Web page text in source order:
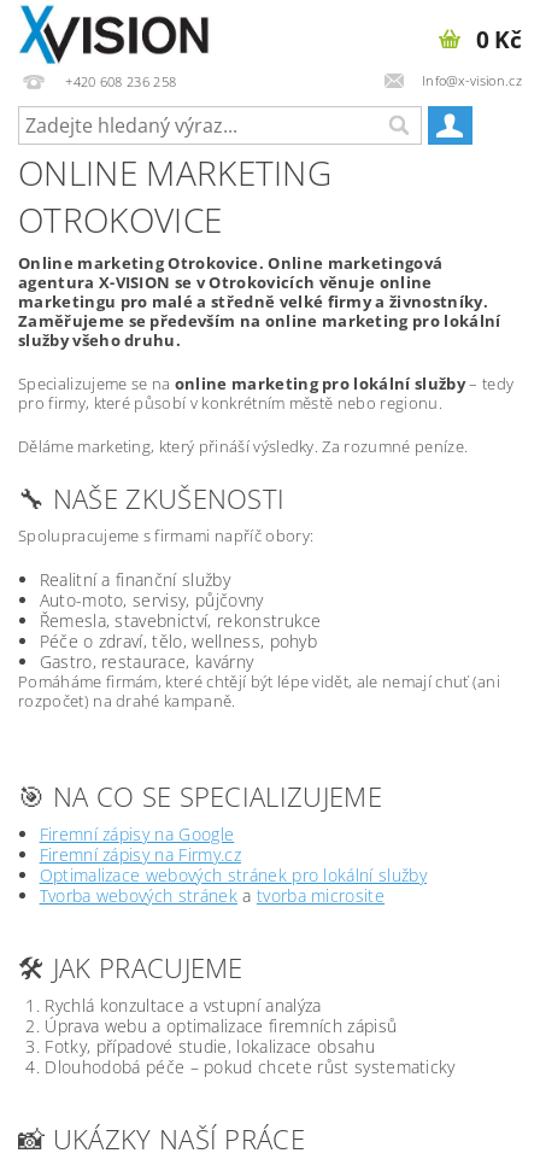
+420 608 236 258 Info@x-vision.cz
0 Kč
ONLINE MARKETING
OTROKOVICE
Online marketing Otrokovice. Online marketingová
agentura X-VISION se v Otrokovicích věnuje online
marketingu pro malé a středně velké firmy a živnostníky.
Zaměřujeme se především na online marketing pro lokální
služby všeho druhu.
Specializujeme se na online marketing pro lokální služby– tedy
pro firmy, které působí v konkrétním městě nebo regionu.
Děláme marketing, který přináší výsledky. Za rozumné peníze.
🔧 NAŠE ZKUŠENOSTI
Spolupracujeme s firmami napříč obory:
Realitní a finanční služby
Auto-moto, servisy, půjčovny
Řemesla, stavebnictví, rekonstrukce
Péče o zdraví, tělo, wellness, pohyb
Gastro, restaurace, kavárny
Pomáháme firmám, které chtějí být lépe vidět, ale nemají chuť (ani
rozpočet) na drahé kampaně.
🎯 NA CO SE SPECIALIZUJEME
Firemní zápisy na Google
Firemní zápisy na Firmy.cz
Optimalizace webových stránek pro lokální služby
Tvorba webových stráneka tvorba microsite
🛠️ JAK PRACUJEME
Rychlá konzultace a vstupní analýza
Úprava webu a optimalizace firemních zápisů
Fotky, případové studie, lokalizace obsahu
Dlouhodobá péče – pokud chcete růst systematicky
📸 UKÁZKY NAŠÍ PRÁCE